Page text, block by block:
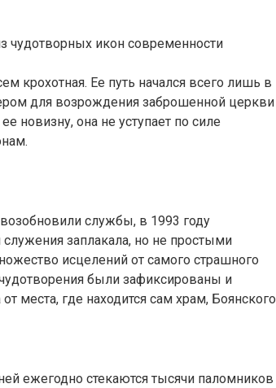
чудотворных икон современности
крохотная. Ее путь начался всего лишь в
для возрождения заброшенной церкви
новизну, она не уступает по силе
службы, в 1993 году
заплакала, но не простыми
исцелений от самого страшного
были зафиксированы и
места, где находится сам храм, Боянского
ежегодно стекаются тысячи паломников